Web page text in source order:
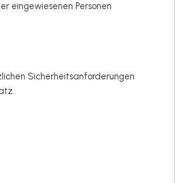
eingewiesenen Personen
Sicherheitsanforderungen